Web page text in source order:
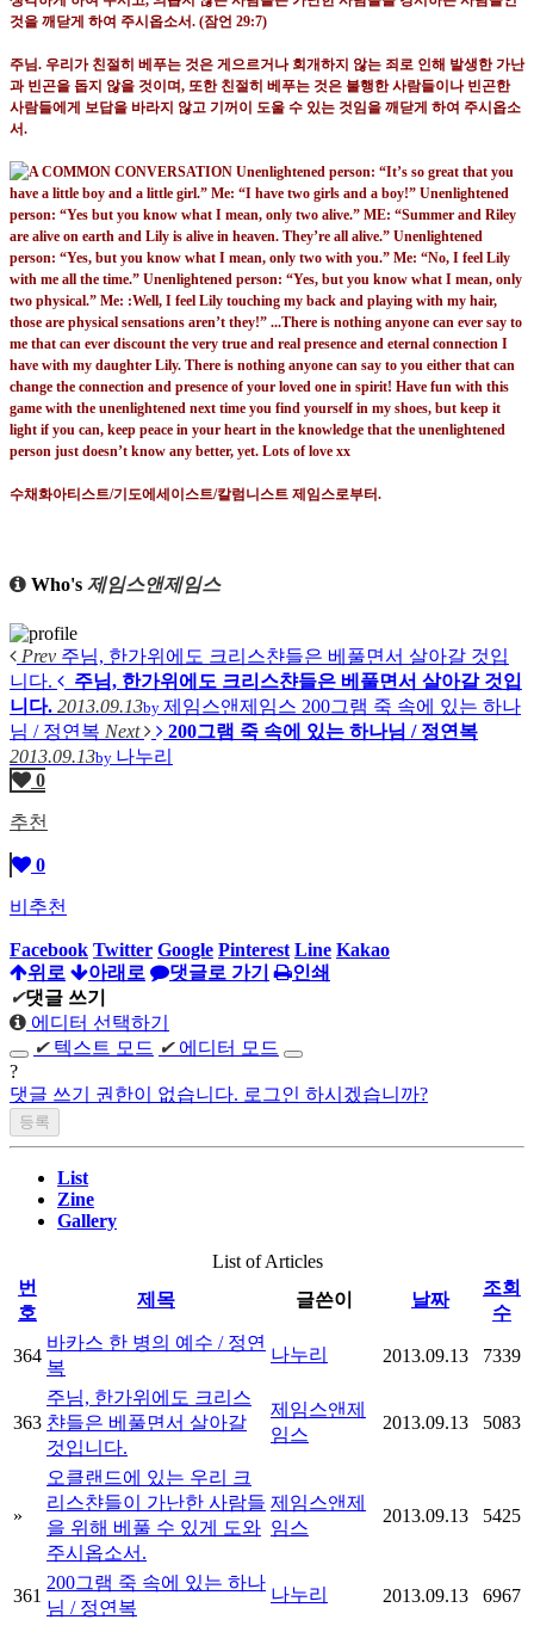
것을 깨닫게 하여 주시옵소서. (잠언 29:7)
주님. 우리가 친절히 베푸는 것은 게으르거나 회개하지 않는 죄로 인해 발생한 가난
과 빈곤을 돕지 않을 것이며, 또한 친절히 베푸는 것은 불행한 사람들이나 빈곤한
사람들에게 보답을 바라지 않고 기꺼이 도울 수 있는 것임을 깨닫게 하여 주시옵소
서.
수채화아티스트/기도에세이스트/칼럼니스트 제임스로부터.
Who's 제임스앤제임스
Prev 주님, 한가위에도 크리스챤들은 베풀면서 살아갈 것입
니다.
주님, 한가위에도 크리스챤들은 베풀면서 살아갈 것입
니다. 2013.09.13by 제임스앤제임스 200그램 죽 속에 있는 하나
님 / 정연복 Next
200그램 죽 속에 있는 하나님 / 정연복
2013.09.13by 나누리
0
추천
0
비추천
Facebook Twitter Google Pinterest Line Kakao
위로
아래로 댓글로 가기
인쇄
✔댓글 쓰기
에디터 선택하기
✔ 텍스트 모드 ✔ 에디터 모드
?
댓글 쓰기 권한이 없습니다. 로그인 하시겠습니까?
List
Zine
Gallery
List of Articles
번
호
제목 글쓴이 날짜
조회
수
364
바카스 한 병의 예수 / 정연
복
나누리 2013.09.13 7339
363
주님, 한가위에도 크리스
챤들은 베풀면서 살아갈
것입니다.
제임스앤제
임스
2013.09.13 5083
»
오클랜드에 있는 우리 크
리스챤들이 가난한 사람들
을 위해 베풀 수 있게 도와
주시옵소서.
제임스앤제
임스
2013.09.13 5425
361
200그램 죽 속에 있는 하나
님 / 정연복
나누리 2013.09.13 6967